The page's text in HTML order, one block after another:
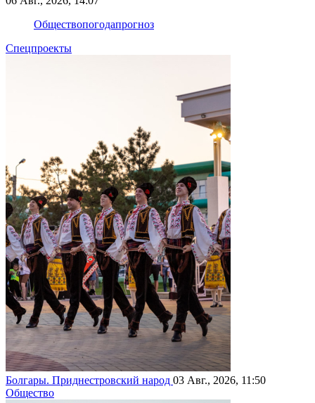
Обществопогодапрогноз
Спецпроекты
Болгары. Приднестровский народ 03 Авг., 2026, 11:50
Общество